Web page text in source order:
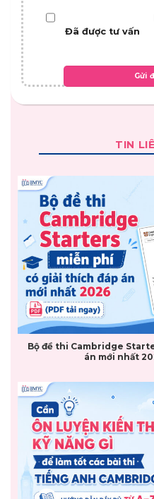
Đã được tư vấn
TIN
Bộ đề thi Cambridge
án mới nhất